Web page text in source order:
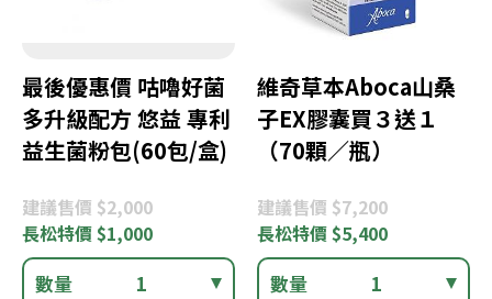
最後優惠價 咕嚕好菌
多升級配方 悠益 專利
益生菌粉包(60包/盒)
建議售價 $2,000
長松特價 $1,000
數量 1
維奇草本Aboca山桑
子EX膠囊買３送１
（70顆／瓶）
建議售價 $7,200
長松特價 $5,400
數量 1